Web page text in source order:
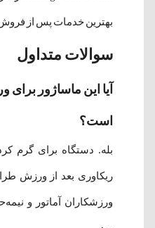
بهترین خدمات پس از فروش
سوالات متداول
آیا این ماساژور
است؟
بله. دستگاه برای گرم
ریکاوری بعد از ورزش
ورزشکاران آماتور و